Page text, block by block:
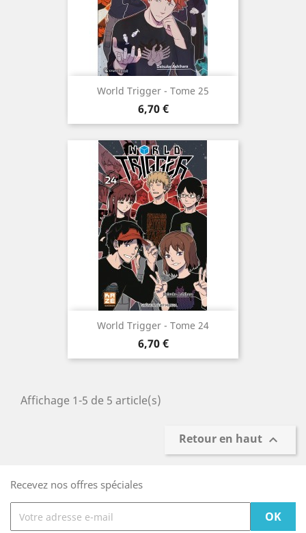
World Trigger - Tome 25
Prix
6,70 €
World Trigger - Tome 24
Prix
6,70 €
Affichage 1-5 de 5 article(s)
Retour en haut 
Recevez nos offres spéciales